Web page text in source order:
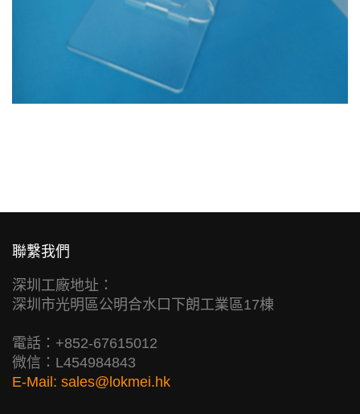
聯繫我們
深圳工廠地址：
深圳市光明區公明合水口下朗工業區17棟
電話：+852-67615012
微信：L454984843
E-Mail: sales@lokmei.hk